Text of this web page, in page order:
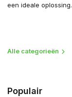
een ideale oplossing.
Alle categorieën
Populair